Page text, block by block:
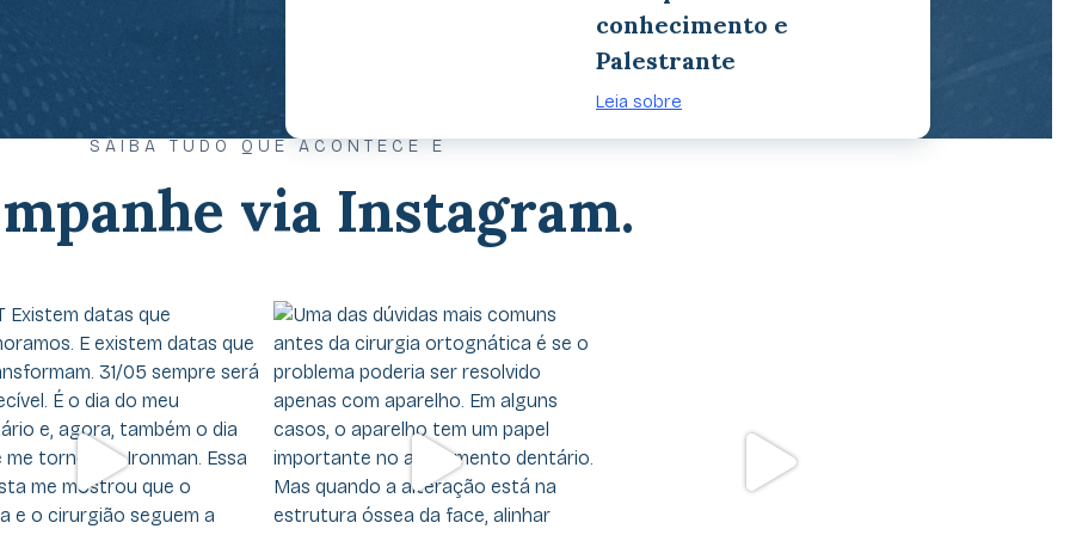
conhecimento e
Palestrante
Leia sobre
SAIBA TUDO QUE ACONTECE E
via Instagram.